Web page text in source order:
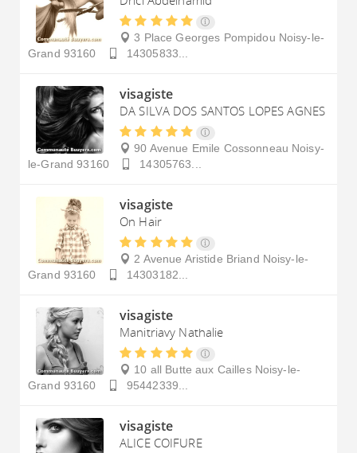
3 Place Georges Pompidou Noisy-le-
Grand 93160 14305833...
visagiste
DA SILVA DOS SANTOS LOPES AGNES
90 Avenue Emile Cossonneau Noisy-
le-Grand 93160 14305763...
visagiste
On Hair
2 Avenue Aristide Briand Noisy-le-
Grand 93160 14303182...
visagiste
Manitriavy Nathalie
10 all Butte aux Cailles Noisy-le-
Grand 93160 95442339...
visagiste
ALICE COIFURE